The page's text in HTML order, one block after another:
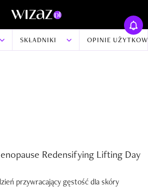
SKŁADNIKI OPINIE
Redensifying Lifting Day
przywracający gęstość dla skóry